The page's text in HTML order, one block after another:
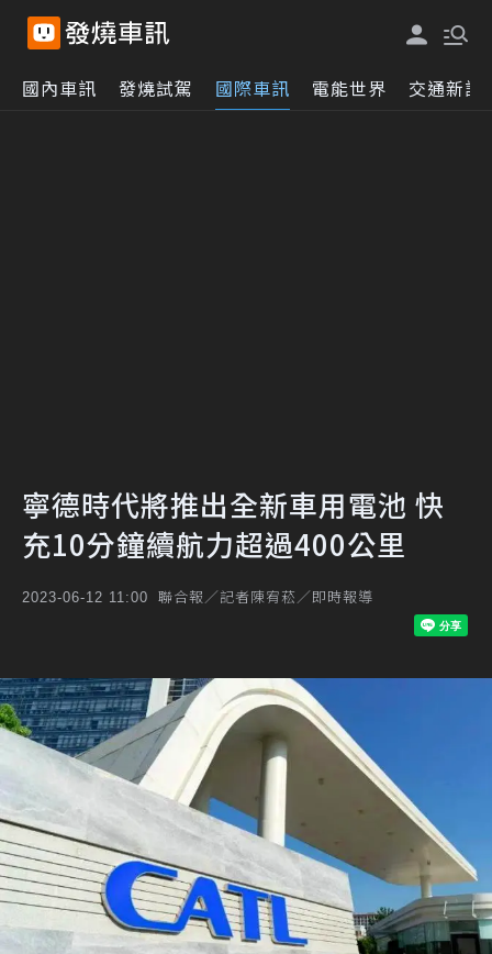
國內車訊 發燒試駕 國際車訊 電能世界 交通新訊
寧德時代將推出全新車用電池 快
充10分鐘續航力超過400公里
2023-06-12 11:00 聯合報／記者陳宥菘／即時報導